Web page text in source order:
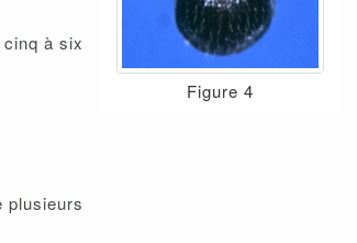
à six
plusieurs
Figure 4